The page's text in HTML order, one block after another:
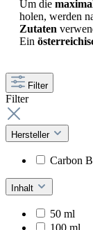
Um die
holen, werden
Zutaten
Ein
Filter
Filter
Hersteller
Carbon
Inhalt
50 ml
100 ml